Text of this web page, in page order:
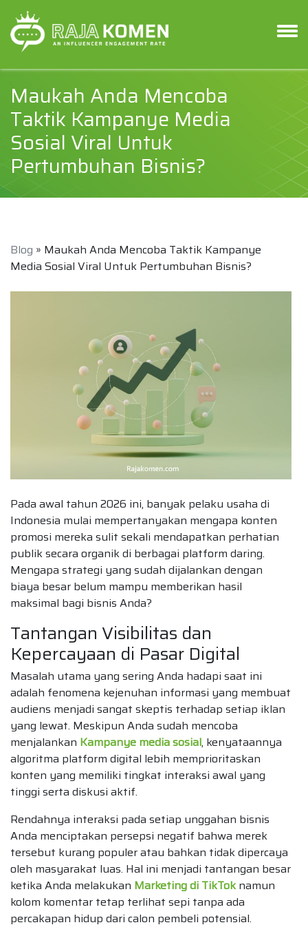
Maukah Anda Mencoba
Taktik Kampanye Media
Sosial Viral Untuk
Pertumbuhan Bisnis?
Blog » Maukah Anda Mencoba Taktik Kampanye
Media Sosial Viral Untuk Pertumbuhan Bisnis?
Pada awal tahun 2026 ini, banyak pelaku usaha di
Indonesia mulai mempertanyakan mengapa konten
promosi mereka sulit sekali mendapatkan perhatian
publik secara organik di berbagai platform daring.
Mengapa strategi yang sudah dijalankan dengan
biaya besar belum mampu memberikan hasil
maksimal bagi bisnis Anda?
Tantangan Visibilitas dan
Kepercayaan di Pasar Digital
Masalah utama yang sering Anda hadapi saat ini
adalah fenomena kejenuhan informasi yang membuat
audiens menjadi sangat skeptis terhadap setiap iklan
yang lewat. Meskipun Anda sudah mencoba
menjalankan Kampanye media sosial, kenyataannya
algoritma platform digital lebih memprioritaskan
konten yang memiliki tingkat interaksi awal yang
tinggi serta diskusi aktif.
Rendahnya interaksi pada setiap unggahan bisnis
Anda menciptakan persepsi negatif bahwa merek
tersebut kurang populer atau bahkan tidak dipercaya
oleh masyarakat luas. Hal ini menjadi tantangan besar
ketika Anda melakukan Marketing di TikToknamun
kolom komentar tetap terlihat sepi tanpa ada
percakapan hidup dari calon pembeli potensial.